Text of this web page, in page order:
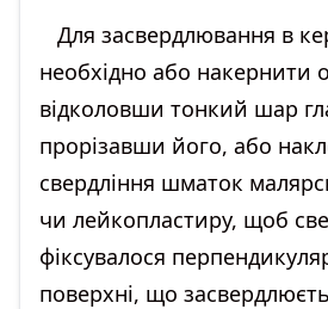
Для засвердлювання в
необхідно або накернити
відколовши тонкий шар
прорізавши його, або
свердління шматок
чи лейкопластиру, щоб
фіксувалося
поверхні, що